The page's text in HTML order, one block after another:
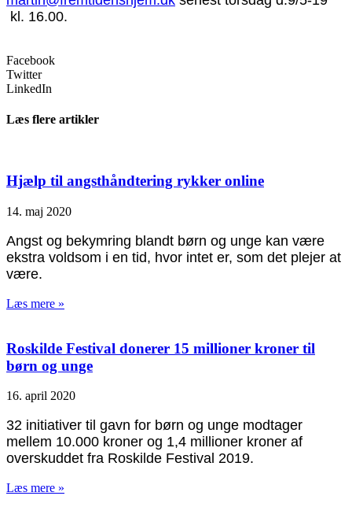
kl. 16.00.
Facebook
Twitter
LinkedIn
Læs flere artikler
Hjælp til angsthåndtering rykker online
14. maj 2020
Angst og bekymring blandt børn og unge kan være
ekstra voldsom i en tid, hvor intet er, som det plejer at
være.
Læs mere »
Roskilde Festival donerer 15 millioner kroner til
børn og unge
16. april 2020
32 initiativer til gavn for børn og unge modtager
mellem 10.000 kroner og 1,4 millioner kroner af
overskuddet fra Roskilde Festival 2019.
Læs mere »